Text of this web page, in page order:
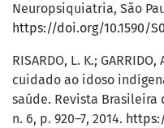
Neuropsiquiatria, São
https://doi.org/10.1590/
RISARDO, L. K.;
cuidado ao idoso
saúde. Revista Brasileira
n. 6, p. 920–7, 2014.